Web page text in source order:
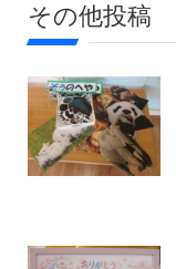
その他投稿